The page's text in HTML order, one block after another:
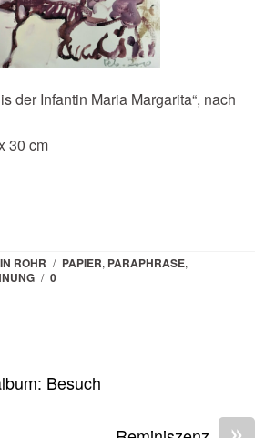
der Infantin Maria Margarita“, nach
30 cm
ROHR / PAPIER, PARAPHRASE,
/ 0
Besuch